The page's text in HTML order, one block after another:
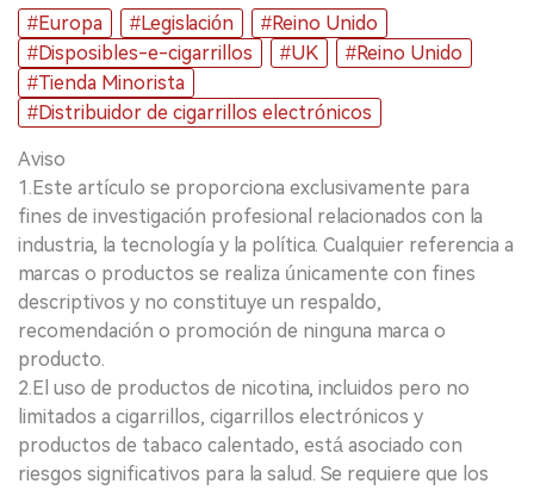
#Europa
#Legislación
#Reino Unido
#Disposibles-e-cigarrillos
#UK
#Reino Unido
#Tienda Minorista
#Distribuidor de cigarrillos electrónicos
Aviso
1.Este artículo se proporciona exclusivamente para
fines de investigación profesional relacionados con la
industria, la tecnología y la política. Cualquier referencia a
marcas o productos se realiza únicamente con fines
descriptivos y no constituye un respaldo,
recomendación o promoción de ninguna marca o
producto.
2.El uso de productos de nicotina, incluidos pero no
limitados a cigarrillos, cigarrillos electrónicos y
productos de tabaco calentado, está asociado con
riesgos significativos para la salud. Se requiere que los